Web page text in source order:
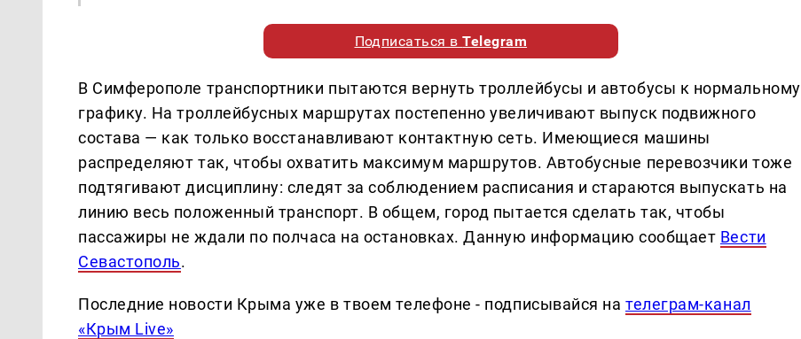
Подписаться вTelegram
В Симферополе транспортники пытаются вернуть троллейбусы и автобусы к нормальному
графику. На троллейбусных маршрутах постепенно увеличивают выпуск подвижного
состава — как только восстанавливают контактную сеть. Имеющиеся машины
распределяют так, чтобы охватить максимум маршрутов. Автобусные перевозчики тоже
подтягивают дисциплину: следят за соблюдением расписания и стараются выпускать на
линию весь положенный транспорт. В общем, город пытается сделать так, чтобы
пассажиры не ждали по полчаса на остановках. Данную информацию сообщает Вести
Севастополь.
Последние новости Крыма уже в твоем телефоне - подписывайся нателеграм-канал
«Крым Live»